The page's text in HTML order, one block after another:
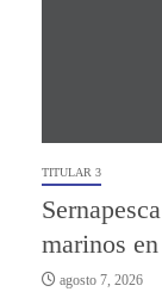
TITULAR 3
marinos
agosto 7, 2026